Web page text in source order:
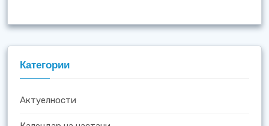
Категории
Актуелности